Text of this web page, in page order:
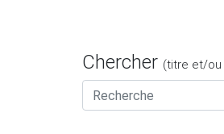
Chercher (titre et/ou